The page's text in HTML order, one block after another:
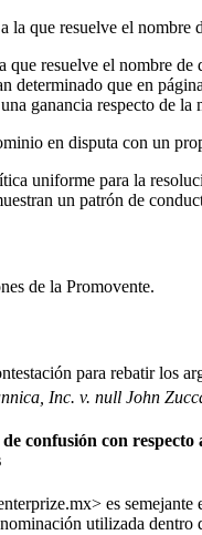
la que resuelve el
que resuelve el nombre
determinado que en
ganancia respecto de
en disputa con un
uniforme para la
un patrón de
de la Promovente.
para rebatir los
Inc. v. null John
confusión con
es
utilizada